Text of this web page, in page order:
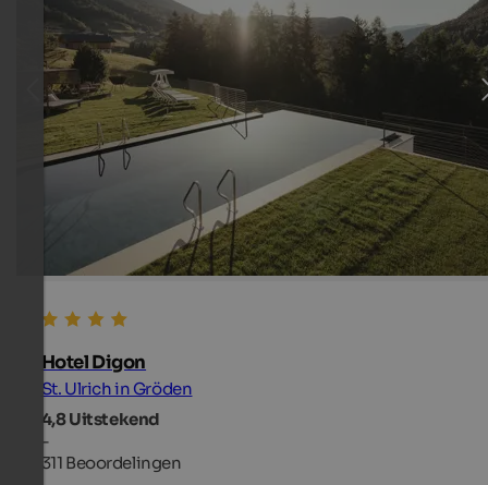
Hotel Digon
St. Ulrich in Gröden
4,8Uitstekend
-
311 Beoordelingen